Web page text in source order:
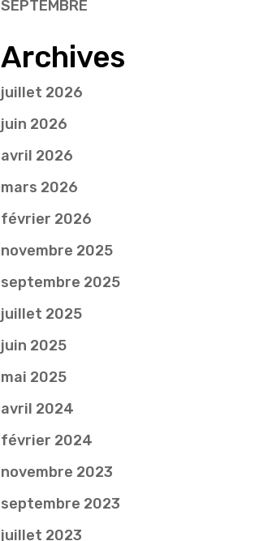
SEPTEMBRE
Archives
juillet 2026
juin 2026
avril 2026
mars 2026
février 2026
novembre 2025
septembre 2025
juillet 2025
juin 2025
mai 2025
avril 2024
février 2024
novembre 2023
septembre 2023
juillet 2023